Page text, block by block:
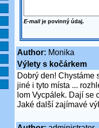
E-mailje povinný údaj.
Author: Monika
Výlety s kočárkem
Dobrý den! Chystáme
jiné i tyto místa ...
lom Vycpálek. Dají se
Jaké další zajímavé